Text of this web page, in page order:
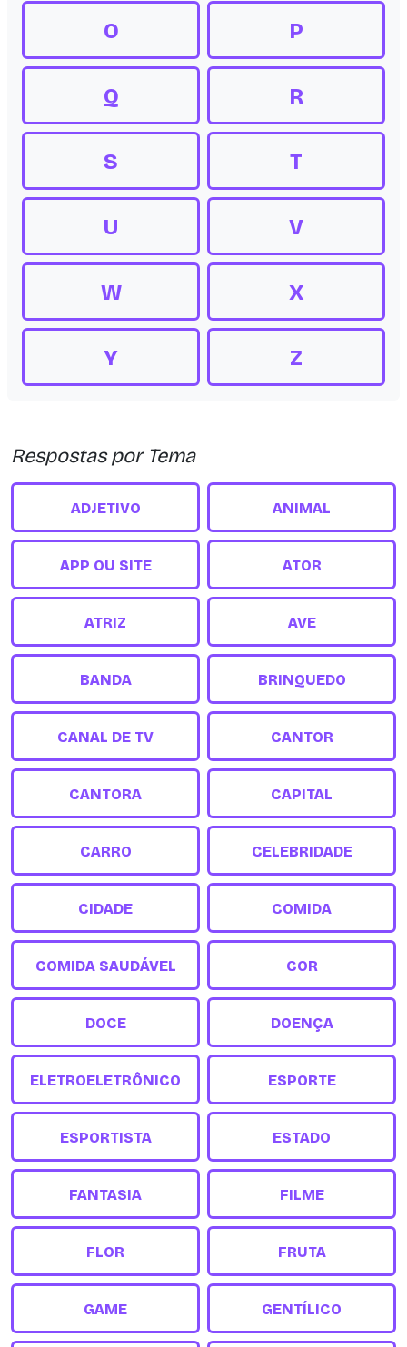
O P
Q R
S T
U V
W X
Y Z
Respostas por Tema
ADJETIVO ANIMAL
APP OU SITE ATOR
ATRIZ AVE
BANDA BRINQUEDO
CANAL DE TV CANTOR
CANTORA CAPITAL
CARRO CELEBRIDADE
CIDADE COMIDA
COMIDA SAUDÁVEL COR
DOCE DOENÇA
ELETROELETRÔNICO ESPORTE
ESPORTISTA ESTADO
FANTASIA FILME
FLOR FRUTA
GAME GENTÍLICO